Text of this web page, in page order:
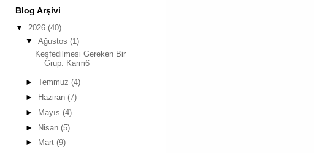
Blog Arşivi
▼ 2026 (40)
▼ Ağustos (1)
Keşfedilmesi Gereken Bir
Grup: Karm6
► Temmuz (4)
►
Haziran (7)
►
Mayıs (4)
► Nisan (5)
►
Mart (9)